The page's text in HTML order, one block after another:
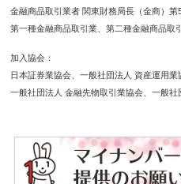
りスワップポイントの受取
す。ポジションを構成する
ワップポイントの受取から
す。為替相場の急変時等に
の損害が発生する可能性が
ステム、通信回線等の障害
保証金・証拠金
【信用】最低委託保証金30
委託保証金の額を上回る取
金融商品取引業者 関東財務局長（金商）第
第一種金融商品取引業
第二種金融商品取
加入協会
日本証券業協会
一般社団法人 資産運用業
一般社団法人 金融先物取引業協会
一般社